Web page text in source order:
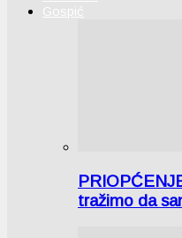
Gospić
tražimo da